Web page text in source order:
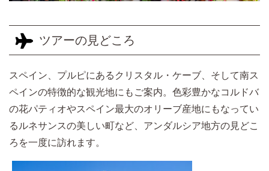
ツアーの見どころ
スペイン、プルピにあるクリスタル・ケーブ、そして南ス
ペインの特徴的な観光地にもご案内。色彩豊かなコルドバ
の花パティオやスペイン最大のオリーブ産地にもなってい
るルネサンスの美しい町など、アンダルシア地方の見どこ
ろを一度に訪れます。